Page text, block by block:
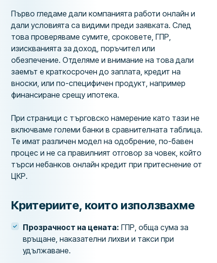
Първо гледаме дали компанията работи онлайн и
дали условията са видими преди заявката. След
това проверяваме сумите, сроковете, ГПР,
изискванията за доход, поръчител или
обезпечение. Отделяме и внимание на това дали
заемът е краткосрочен до заплата, кредит на
вноски, или по-специфичен продукт, например
финансиране срещу ипотека.
При страници с търговско намерение като тази не
включваме големи банки в сравнителната таблица.
Те имат различен модел на одобрение, по-бавен
процес и не са правилният отговор за човек, който
търси небанков онлайн кредит при притеснение от
ЦКР.
Критериите, които използвахме
Прозрачност на цената: ГПР, обща сума за
връщане, наказателни лихви и такси при
удължаване.